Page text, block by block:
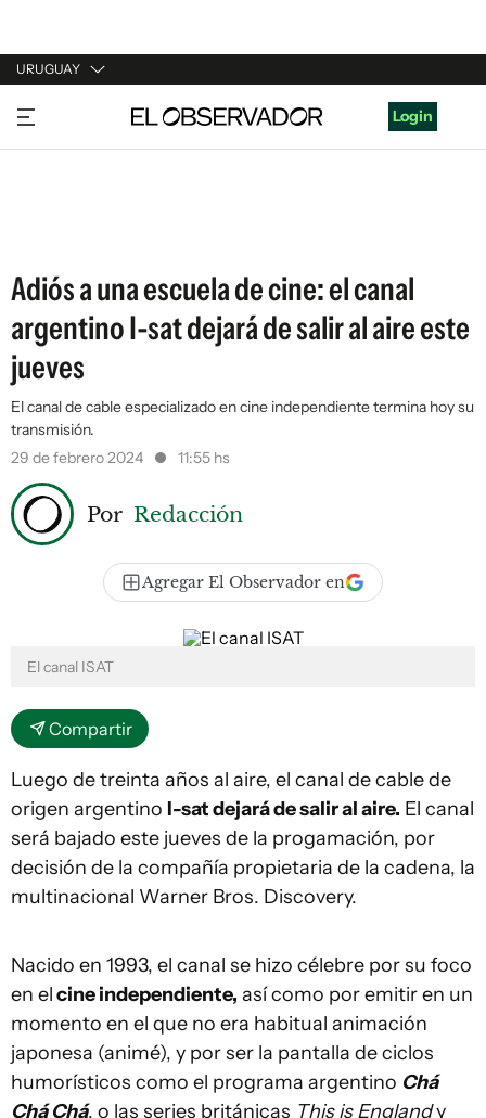
URUGUAY
URUGUAY
ARGENTINA
Login
Adiós a una escuela de cine: el canal
argentino I-sat dejará de salir al aire este
jueves
El canal de cable especializado en cine independiente termina hoy su
transmisión.
29 de febrero 2024
11:55 hs
Por Redacción
Agregar El Observador en
El canal ISAT
Compartir
Luego de treinta años al aire, el canal de cable de
origen argentino I-sat dejará de salir al aire. El canal
será bajado este jueves de la progamación, por
decisión de la compañía propietaria de la cadena, la
multinacional Warner Bros. Discovery.
Nacido en 1993, el canal se hizo célebre por su foco
en elcine independiente, así como por emitir en un
momento en el que no era habitual animación
japonesa (animé), y por ser la pantalla de ciclos
humorísticos como el programa argentino Chá
Chá Chá, o las series británicas This is Englandy